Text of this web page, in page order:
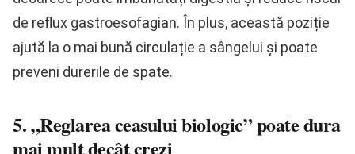
de reflux gastroesofagian. În plus, această poziție
ajută la o mai bună circulație a sângelui și poate
preveni durerile de spate.
5. „Reglarea ceasului biologic” poate dura
mai mult decât crezi